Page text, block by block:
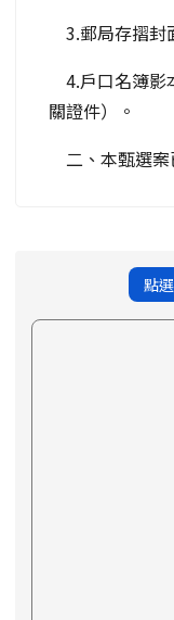
3.郵局存摺封
4.戶口名簿影
關證件）。
二、本甄選案
點